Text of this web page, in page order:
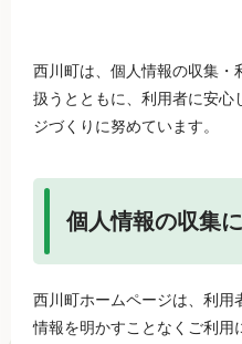
西川町は、個人情報の収集・
扱うとともに、利用者に安心
ジづくりに努めています。
個人情報の収集
西川町ホームページは、利用
情報を明かすことなくご利用